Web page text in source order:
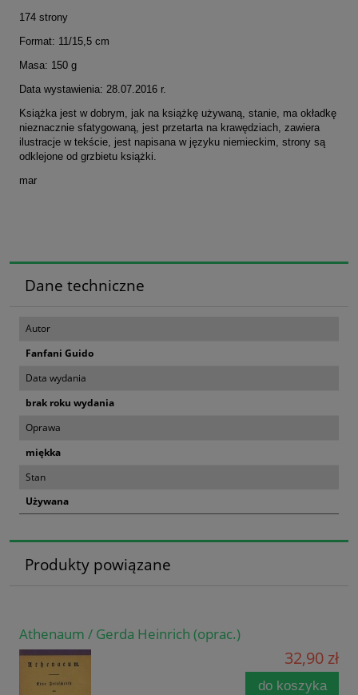
174 strony
Format: 11/15,5 cm
Masa: 150 g
Data wystawienia: 28.07.2016 r.
Książka jest w dobrym, jak na książkę używaną, stanie, ma okładkę
nieznacznie sfatygowaną, jest przetarta na krawędziach, zawiera
ilustracje w tekście, jest napisana w języku niemieckim, strony są
odklejone od grzbietu książki.
mar
Dane techniczne
Autor
Fanfani Guido
Data wydania
brak roku wydania
Oprawa
miękka
Stan
Używana
Produkty powiązane
Athenaum / Gerda Heinrich (oprac.)
32,90 zł
do koszyka